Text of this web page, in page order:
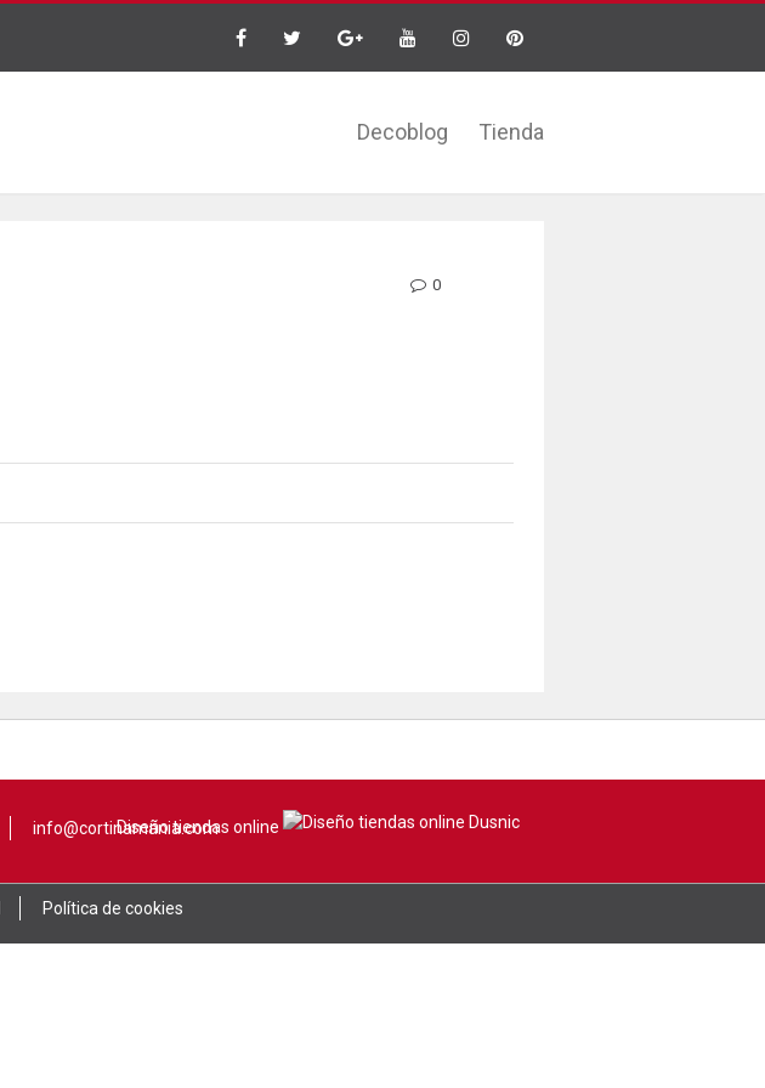
Decoblog Tienda
0
info@cortinamania.com
Diseño tiendas online
Política de cookies